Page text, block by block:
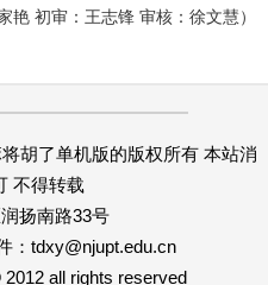
艳 初审：王志锋 审核：徐文慧）
胡了单机版的版权所有 本站消
不得转载
扬南路33号
： tdxy@njupt.edu.cn
all rights reserved